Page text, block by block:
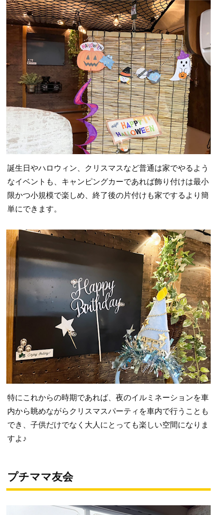
誕生日やハロウィン、クリスマスなど普通は家でやるよう
なイベントも、キャンピングカーであれば飾り付けは最小
限かつ小規模で楽しめ、終了後の片付けも家でするより簡
単にできます。
特にこれからの時期であれば、夜のイルミネーションを車
内から眺めながらクリスマスパーティを車内で行うことも
でき、子供だけでなく大人にとっても楽しい空間になりま
すよ♪
プチママ友会